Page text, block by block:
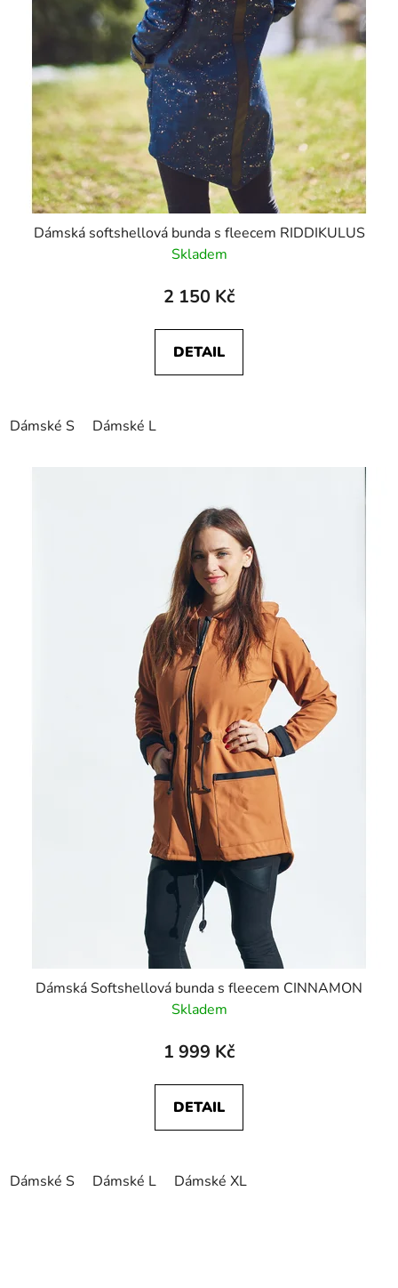
Dámská softshellová bunda s fleecem RIDDIKULUS
Skladem
2 150 Kč
DETAIL
Dámské S Dámské L
Dámská Softshellová bunda s fleecem CINNAMON
Skladem
1 999 Kč
DETAIL
Dámské S Dámské L Dámské XL